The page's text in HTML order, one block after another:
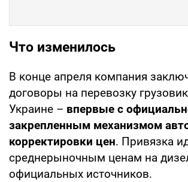
Что изменилось
В конце апреля компания
договоры на перевозку
Украине – впервые с
закрепленным механизмом
корректировки цен. Привязка
среднерыночным ценам на
официальных источников.